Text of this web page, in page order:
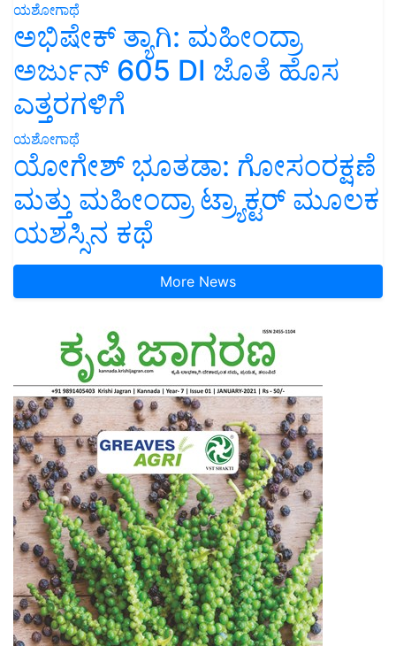
ಯಶೋಗಾಥೆ
ಅಭಿಷೇಕ್ ತ್ಯಾಗಿ: ಮಹೀಂದ್ರಾ
ಅರ್ಜುನ್ 605 DI ಜೊತೆ ಹೊಸ
ಎತ್ತರಗಳಿಗೆ
ಯಶೋಗಾಥೆ
ಯೋಗೇಶ್ ಭೂತಡಾ: ಗೋಸಂರಕ್ಷಣೆ
ಮತ್ತು ಮಹೀಂದ್ರಾ ಟ್ರ್ಯಾಕ್ಟರ್ ಮೂಲಕ
ಯಶಸ್ಸಿನ ಕಥೆ
More News